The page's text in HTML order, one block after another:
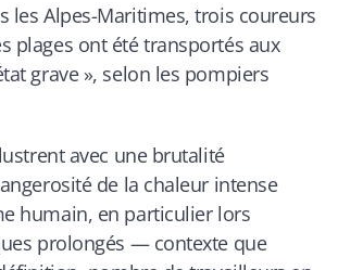
les Alpes-Maritimes, trois coureurs
plages ont été transportés aux
grave », selon les pompiers
avec une brutalité
de la chaleur intense
humain, en particulier lors
prolongés — contexte que